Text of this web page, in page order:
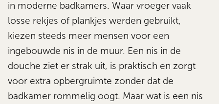
in moderne badkamers. Waar vroeger vaak
losse rekjes of plankjes werden gebruikt,
kiezen steeds meer mensen voor een
ingebouwde nis in de muur. Een nis in de
douche ziet er strak uit, is praktisch en zorgt
voor extra opbergruimte zonder dat de
badkamer rommelig oogt. Maar wat is een nis